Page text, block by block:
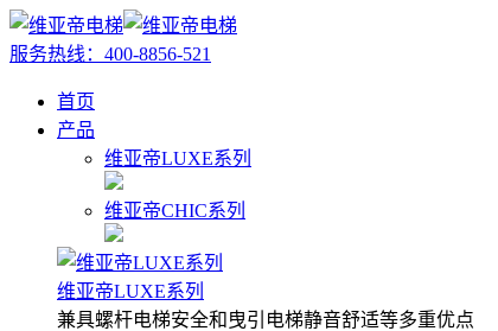
服务热线： 400-8856-521
首页
产品
维亚帝LUXE系列
维亚帝CHIC系列
维亚帝LUXE系列
兼具螺杆电梯安全和曳引电梯静音舒适等多重优点